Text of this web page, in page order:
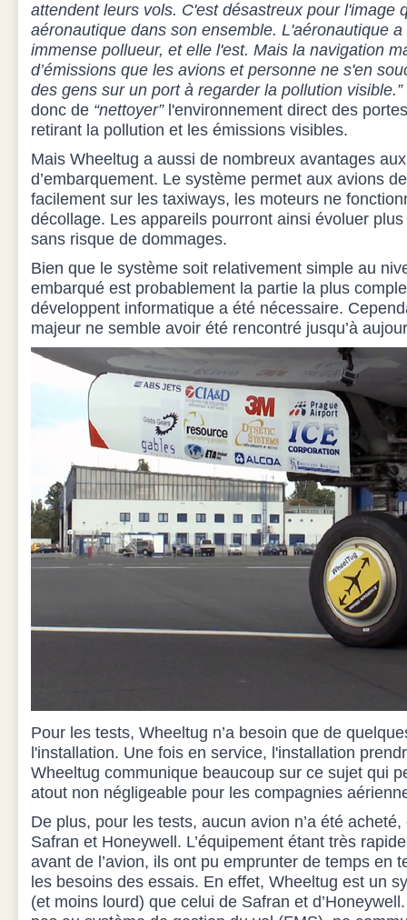
attendent leurs vols. C'est désastreux pour l'image
aéronautique dans son ensemble. L'aéronautique
immense pollueur, et elle l'est. Mais la navigation
d’émissions que les avions et personne ne s'en
des gens sur un port à regarder la pollution visible.”
donc de “nettoyer”l'environnement direct des
retirant la pollution et les émissions visibles.
Mais Wheeltug a aussi de nombreux avantages
d’embarquement. Le système permet aux avions
facilement sur les taxiways, les moteurs ne
décollage. Les appareils pourront ainsi évoluer
sans risque de dommages.
Bien que le système soit relativement simple au
embarqué est probablement la partie la plus
développent informatique a été nécessaire.
majeur ne semble avoir été rencontré jusqu’à
Pour les tests, Wheeltug n’a besoin que de
l'installation. Une fois en service, l'installation
Wheeltug communique beaucoup sur ce sujet qui
atout non négligeable pour les compagnies
De plus, pour les tests, aucun avion n’a été
Safran et Honeywell. L’équipement étant très
avant de l’avion, ils ont pu emprunter de temps en
les besoins des essais. En effet, Wheeltug est un
(et moins lourd) que celui de Safran et